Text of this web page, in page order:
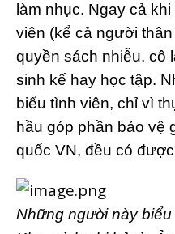
làm nhục. Ngay cả
viên (kể cả người
quyền sách nhiễu, cô
sinh kế hay học tập.
biểu tình viên, chỉ vì
hầu góp phần bảo vệ
quốc VN, đều có được
Những người này